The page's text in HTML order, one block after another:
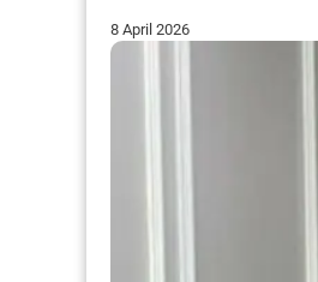
8 April 2026